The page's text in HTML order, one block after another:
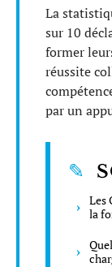
La
sur 10
former
réussite
par un
Les
la